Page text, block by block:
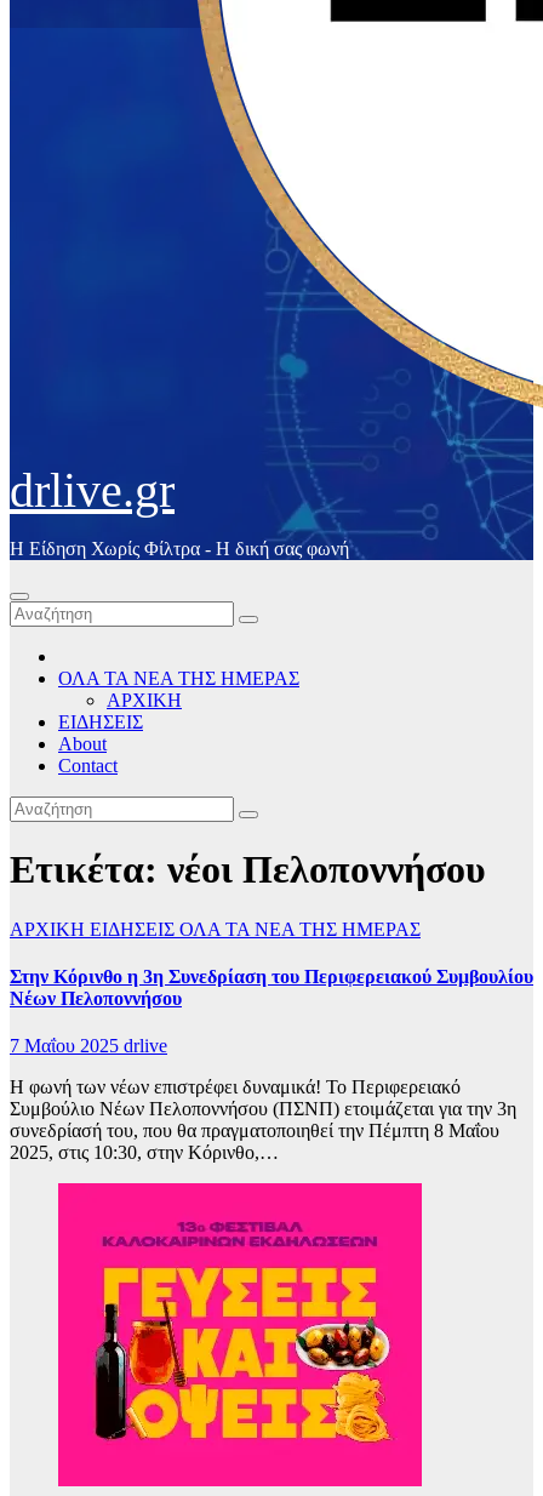
drlive.gr
Η Είδηση Χωρίς Φίλτρα - H δική σας φωνή
ΟΛΑ ΤΑ ΝΕΑ ΤΗΣ ΗΜΕΡΑΣ
ΑΡΧΙΚΗ
ΕΙΔΗΣΕΙΣ
About
Contact
Ετικέτα: νέοι Πελοποννήσου
ΑΡΧΙΚΗ ΕΙΔΗΣΕΙΣ ΟΛΑ ΤΑ ΝΕΑ ΤΗΣ ΗΜΕΡΑΣ
Στην Κόρινθο η 3η Συνεδρίαση του Περιφερειακού Συμβουλίου
Νέων Πελοποννήσου
7 Μαΐου 2025 drlive
Η φωνή των νέων επιστρέφει δυναμικά! Το Περιφερειακό
Συμβούλιο Νέων Πελοποννήσου (ΠΣΝΠ) ετοιμάζεται για την 3η
συνεδρίασή του, που θα πραγματοποιηθεί την Πέμπτη 8 Μαΐου
2025, στις 10:30, στην Κόρινθο,…